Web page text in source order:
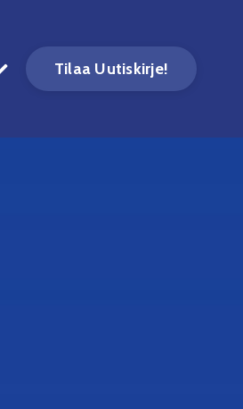
Tilaa Uutiskirje!